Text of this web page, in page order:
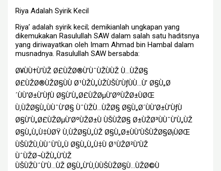
Riya Adalah Syirik Kecil
Riya’ adalah syirik kecil; demikianlah ungkapan yang
dikemukakan Rasulullah SAW dalam salah satu haditsnya
yang diriwayatkan oleh Imam Ahmad bin Hambal dalam
musnadnya. Rasulullah SAW bersabda:
Ø¥ÙÙ†Ù‘ÙŽ Ø£ÙŽØ®Ù’ÙˆÙŽÙÙŽ Ù…ÙŽØ§
Ø£ÙŽØ®ÙŽØ§ÙÙ Ø¹ÙŽÙ„ÙŽÙŠÙ’ÙƒÙÙ…Ù’ Ø§Ù„Ø
´ÙÙ‘Ø±Ù’ÙƒÙ Ø§Ù’Ù„Ø£ÙŽØµÙ’ØºÙŽØ±ÙØŒ
Ù‚ÙŽØ§Ù„ÙÙˆÙ’Ø§ ÙˆÙŽÙ…ÙŽØ§ Ø§Ù„Ø´ÙÙ‘Ø±Ù’ÙƒÙ
Ø§Ù’Ù„Ø£ÙŽØµÙ’ØºÙŽØ±Ù ÙŠÙŽØ§ Ø±ÙŽØ³ÙÙˆÙ’Ù„ÙŽ
Ø§Ù„Ù„Ù‡ÙØŸ Ù‚ÙŽØ§Ù„ÙŽ Ø§Ù„Ø±ÙÙ‘ÙŠÙŽØ§Ø¡ÙØŒ
ÙŠÙŽÙ‚ÙÙˆÙ’Ù„Ù Ø§Ù„Ù„Ù‡Ù Ø¹ÙŽØ²Ù‘ÙŽ
ÙˆÙŽØ¬ÙŽÙ„Ù‘ÙŽ
ÙŠÙŽÙˆÙ’Ù…ÙŽ Ø§Ù„Ù’Ù‚ÙÙŠÙŽØ§Ù…ÙŽØ©Ù